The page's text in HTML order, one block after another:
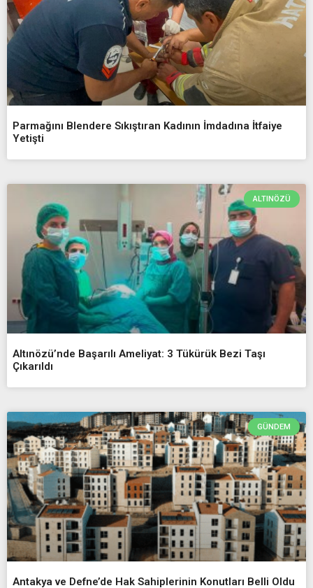
Parmağını Blendere Sıkıştıran Kadının İmdadına İtfaiye
Yetişti
ALTINÖZÜ
Altınözü’nde Başarılı Ameliyat: 3 Tükürük Bezi Taşı
Çıkarıldı
GÜNDEM
Antakya ve Defne’de Hak Sahiplerinin Konutları Belli Oldu